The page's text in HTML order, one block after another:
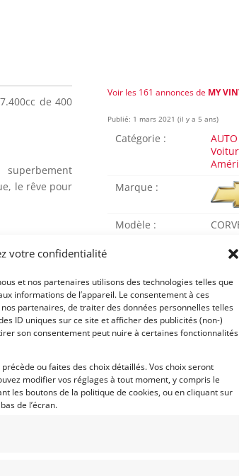
votre confidentialité
et nos partenaires utilisons des technologies telles que
informations de l’appareil. Le consentement à ces
partenaires, de traiter des données personnelles telles
ID uniques sur ce site et afficher des publicités (non-)
son consentement peut nuire à certaines fonctionnalités
ou faites des choix détaillés. Vos choix seront
modifier vos réglages à tout moment, y compris le
les boutons de la politique de cookies, ou en cliquant sur
de l’écran.
de 400
le rêve pour
chromés
produits
mécanique le
!
carrosserie,
Voir les 161 annonces de MY
Publié: 1 mars 2021 (il y a 5 ans)
Catégorie :
AUTO
Marque :
Modèle :
1973
Obtenir un
financement ?